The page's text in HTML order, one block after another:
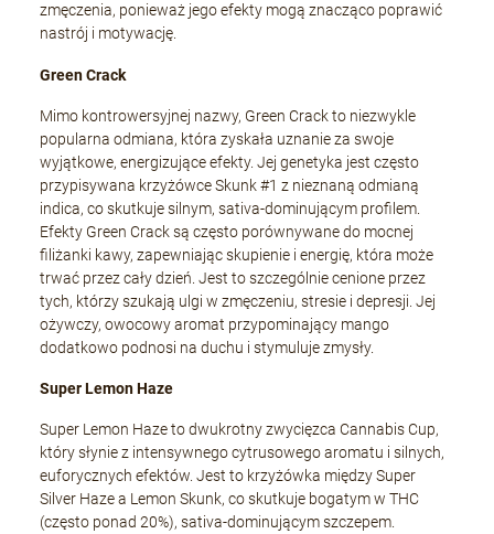
zmęczenia, ponieważ jego efekty mogą znacząco poprawić
nastrój i motywację.
Green Crack
Mimo kontrowersyjnej nazwy, Green Crack to niezwykle
popularna odmiana, która zyskała uznanie za swoje
wyjątkowe, energizujące efekty. Jej genetyka jest często
przypisywana krzyżówce Skunk #1 z nieznaną odmianą
indica, co skutkuje silnym, sativa-dominującym profilem.
Efekty Green Crack są często porównywane do mocnej
filiżanki kawy, zapewniając skupienie i energię, która może
trwać przez cały dzień. Jest to szczególnie cenione przez
tych, którzy szukają ulgi w zmęczeniu, stresie i depresji. Jej
ożywczy, owocowy aromat przypominający mango
dodatkowo podnosi na duchu i stymuluje zmysły.
Super Lemon Haze
Super Lemon Haze to dwukrotny zwycięzca Cannabis Cup,
który słynie z intensywnego cytrusowego aromatu i silnych,
euforycznych efektów. Jest to krzyżówka między Super
Silver Haze a Lemon Skunk, co skutkuje bogatym w THC
(często ponad 20%), sativa-dominującym szczepem.